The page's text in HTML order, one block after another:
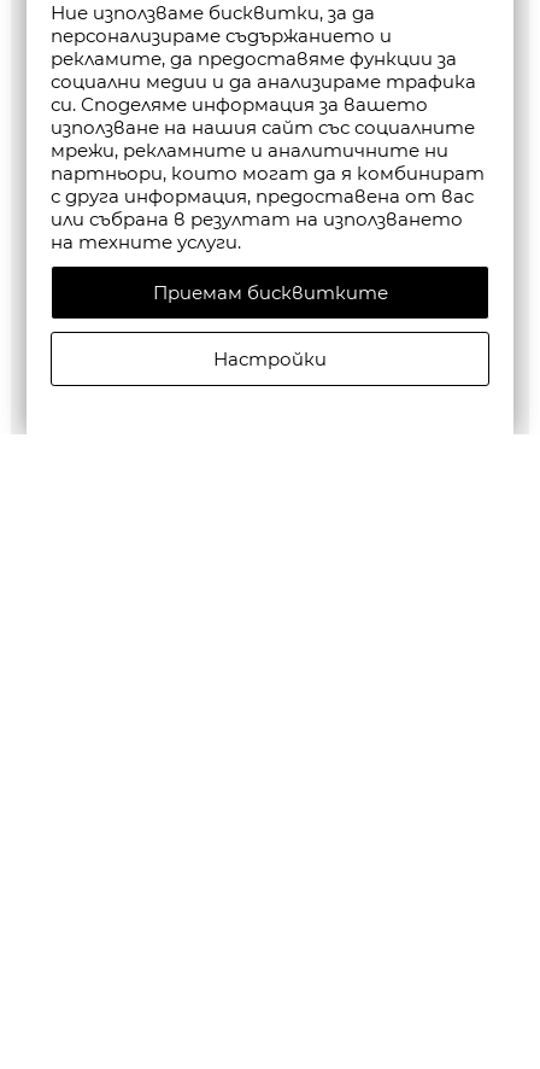
Ние използваме бисквитки, за да
персонализираме съдържанието и
рекламите, да предоставяме функции за
социални медии и да анализираме трафика
си. Споделяме информация за вашето
използване на нашия сайт със социалните
мрежи, рекламните и аналитичните ни
партньори, които могат да я комбинират
с друга информация, предоставена от вас
или събрана в резултат на използването
на техните услуги.
Приемам бисквитките
Настройки